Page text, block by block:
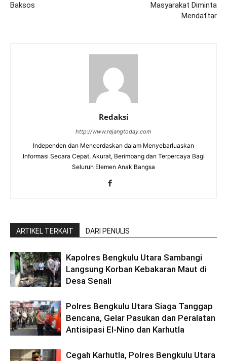
Baksos
Masyarakat Diminta
Mendaftar
Redaksi
http://www.rejangtoday.com
Independen dan Mencerdaskan dalam Menyebarluaskan
Informasi Secara Cepat, Akurat, Berimbang dan Terpercaya Bagi
Seluruh Elemen Anak Bangsa
ARTIKEL TERKAIT DARI PENULIS
Kapolres Bengkulu Utara Sambangi
Langsung Korban Kebakaran Maut di
Desa Senali
Polres Bengkulu Utara Siaga Tanggap
Bencana, Gelar Pasukan dan Peralatan
Antisipasi El-Nino dan Karhutla
Cegah Karhutla, Polres Bengkulu Utara